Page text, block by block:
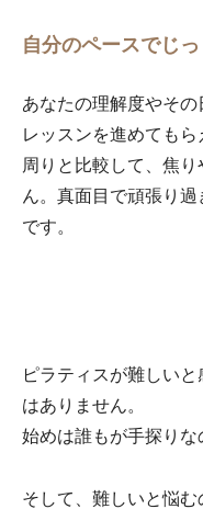
自分のペースでじ
あなたの理解度やその
レッスンを進めてもら
周りと比較して、焦
ん。真面目で頑張り
です。
ピラティスが難しい
はありません。
始めは誰もが手探りな
そして、難しいと悩